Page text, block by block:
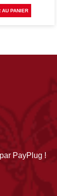
AU PANIER
PayPlug !